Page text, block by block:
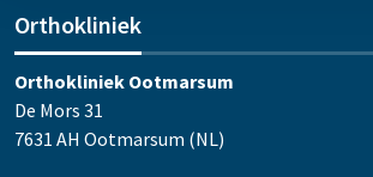
Orthokliniek
Orthokliniek Ootmarsum
De Mors 31
7631 AH Ootmarsum (NL)